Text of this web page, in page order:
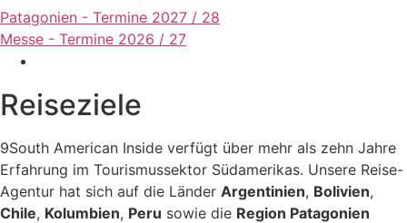
Patagonien - Termine 2027 / 28
Messe - Termine 2026 / 27
Reiseziele
9South American Inside verfügt über mehr als zehn Jahre
Erfahrung im Tourismussektor Südamerikas. Unsere Reise-
Agentur hat sich auf die Länder Argentinien, Bolivien,
Chile, Kolumbien, Peru sowie die Region Patagonien